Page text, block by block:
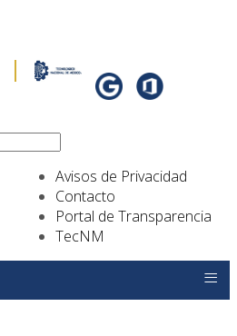
Avisos de Privacidad
Contacto
Portal de Transparencia
TecNM
≡